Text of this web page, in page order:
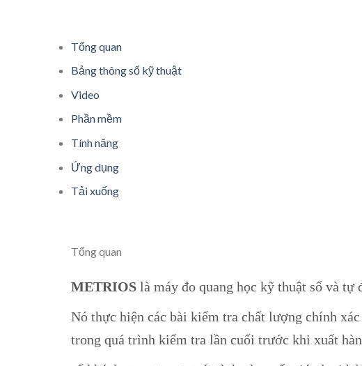
Tổng quan
Bảng thông số kỹ thuật
Video
Phần mềm
Tính năng
Ứng dụng
Tải xuống
Tổng quan
METRIOS là máy đo quang học kỹ thuật số và
Nó thực hiện các bài kiểm tra chất lượng chính
trong quá trình kiểm tra lần cuối trước khi xuất